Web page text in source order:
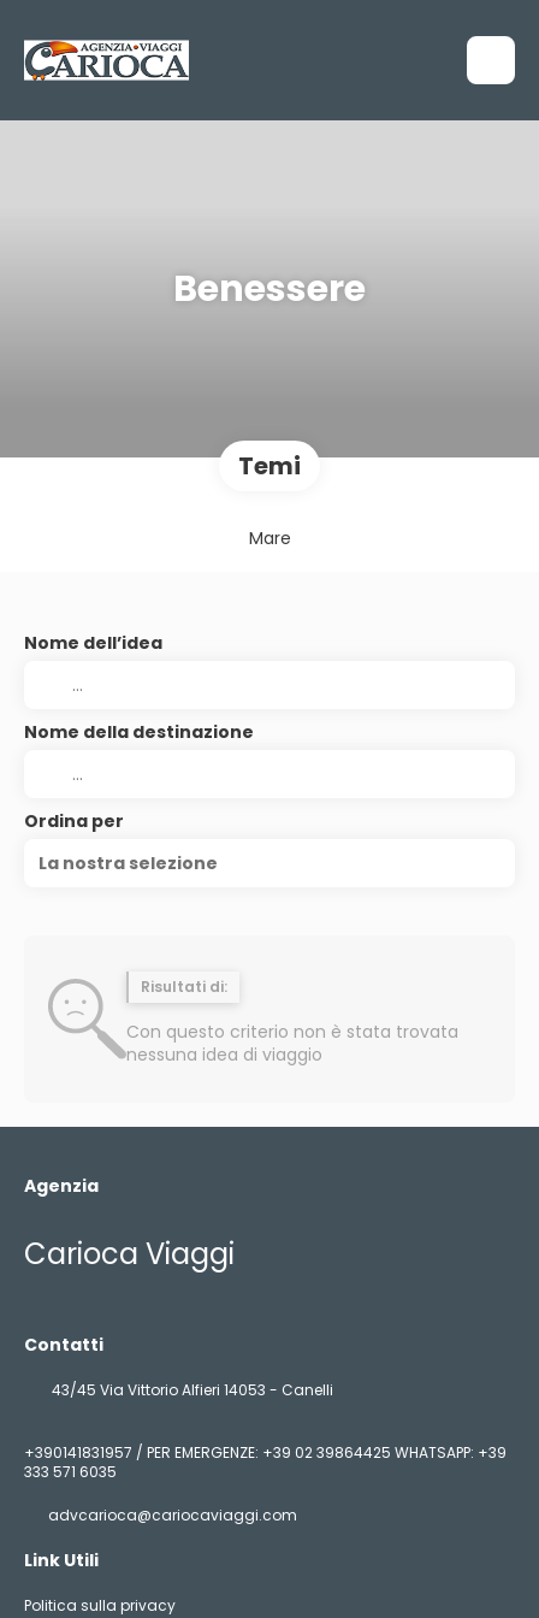
Benessere
Temi
Mare
Nome dell’idea
Nome della destinazione
Ordina per
La nostra selezione
Risultati di:
Con questo criterio non è stata trovata
nessuna idea di viaggio
Agenzia
Carioca Viaggi
Contatti
43/45 Via Vittorio Alfieri 14053 - Canelli
+390141831957 / PER EMERGENZE: +39 02 39864425 WHATSAPP: +39
333 571 6035
advcarioca@cariocaviaggi.com
Link Utili
Politica sulla privacy